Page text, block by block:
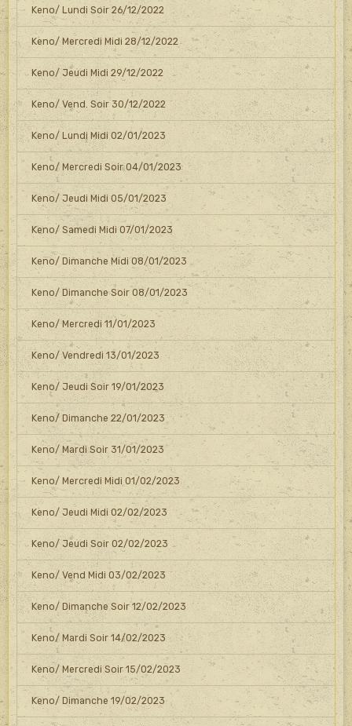
Keno/ Lundi Soir 26/12/2022
Keno/ Mercredi Midi 28/12/2022
Keno/ Jeudi Midi 29/12/2022
Keno/ Vend. Soir 30/12/2022
Keno/ Lundi Midi 02/01/2023
Keno/ Mercredi Soir 04/01/2023
Keno/ Jeudi Midi 05/01/2023
Keno/ Samedi Midi 07/01/2023
Keno/ Dimanche Midi 08/01/2023
Keno/ Dimanche Soir 08/01/2023
Keno/ Mercredi 11/01/2023
Keno/ Vendredi 13/01/2023
Keno/ Jeudi Soir 19/01/2023
Keno/ Dimanche 22/01/2023
Keno/ Mardi Soir 31/01/2023
Keno/ Mercredi Midi 01/02/2023
Keno/ Jeudi Midi 02/02/2023
Keno/ Jeudi Soir 02/02/2023
Keno/ Vend Midi 03/02/2023
Keno/ Dimanche Soir 12/02/2023
Keno/ Mardi Soir 14/02/2023
Keno/ Mercredi Soir 15/02/2023
Keno/ Dimanche 19/02/2023